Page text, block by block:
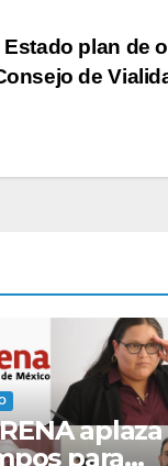
plan de
de
aplaza
para